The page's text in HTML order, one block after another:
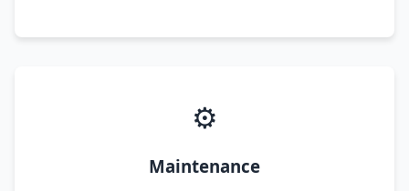
⚙️
Maintenance